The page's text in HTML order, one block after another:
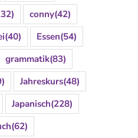
conny(42)
(40) Essen(54)
grammatik(83)
Jahreskurs(48)
Japanisch(228)
(62)